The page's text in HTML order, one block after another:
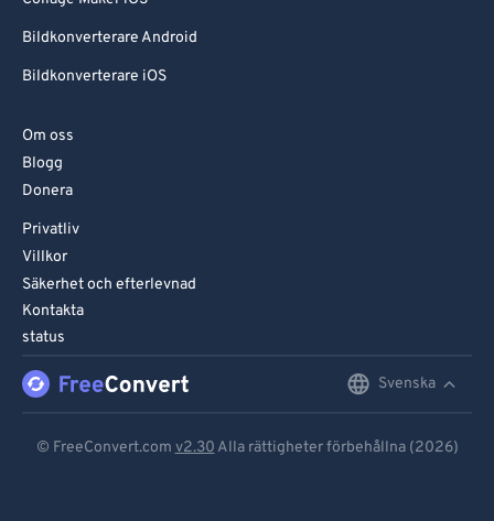
Bildkonverterare Android
Bildkonverterare iOS
Om oss
Blogg
Donera
Privatliv
Villkor
Säkerhet och efterlevnad
Kontakta
status
Svenska
© FreeConvert.com v2.30 Alla rättigheter förbehållna (2026)